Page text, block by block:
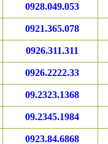
0928.049.053
0921.365.078
0926.311.311
0926.2222.33
09.2323.1368
09.2345.1984
0923.84.6868